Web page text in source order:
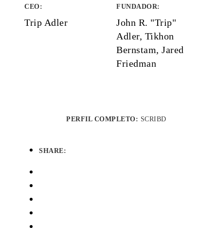
CEO:
Trip Adler
FUNDADOR:
John R. "Trip"
Adler, Tikhon
Bernstam, Jared
Friedman
PERFIL COMPLETO: SCRIBD
SHARE: